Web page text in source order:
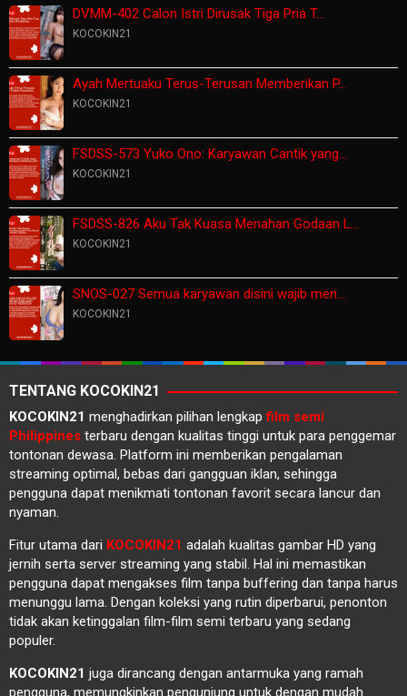
DVMM-402 Calon Istri Dirusak Tiga Pria T…
KOCOKIN21
Ayah Mertuaku Terus-Terusan Memberikan P…
KOCOKIN21
FSDSS-573 Yuko Ono: Karyawan Cantik yang…
KOCOKIN21
FSDSS-826 Aku Tak Kuasa Menahan Godaan L…
KOCOKIN21
SNOS-027 Semua karyawan disini wajib men…
KOCOKIN21
TENTANG KOCOKIN21
KOCOKIN21 menghadirkan pilihan lengkapfilm semi
Philippines terbaru dengan kualitas tinggi untuk para penggemar
tontonan dewasa. Platform ini memberikan pengalaman
streaming optimal, bebas dari gangguan iklan, sehingga
pengguna dapat menikmati tontonan favorit secara lancur dan
nyaman.
Fitur utama dari KOCOKIN21 adalah kualitas gambar HD yang
jernih serta server streaming yang stabil. Hal ini memastikan
pengguna dapat mengakses film tanpa buffering dan tanpa harus
menunggu lama. Dengan koleksi yang rutin diperbarui, penonton
tidak akan ketinggalan film-film semi terbaru yang sedang
populer.
KOCOKIN21 juga dirancang dengan antarmuka yang ramah
pengguna, memungkinkan pengunjung untuk dengan mudah